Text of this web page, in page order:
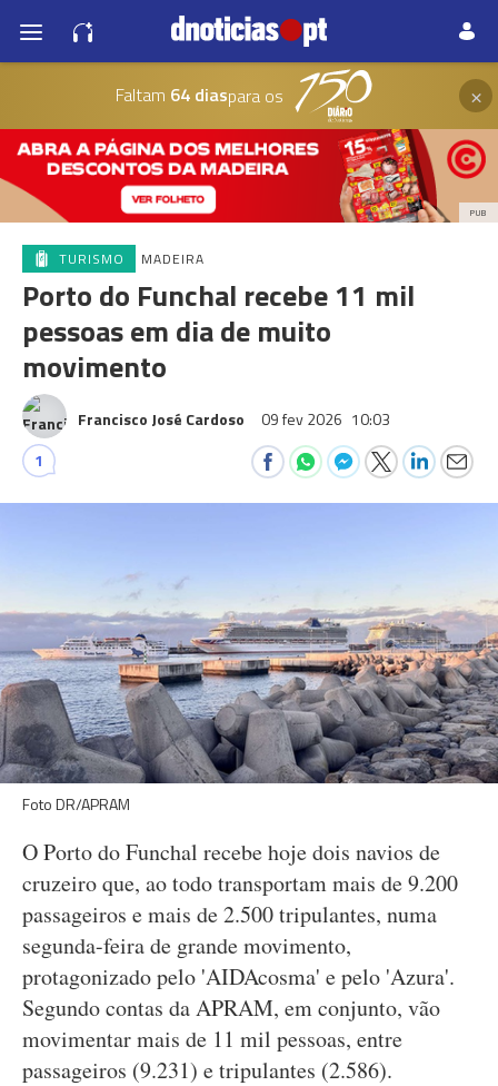
Faltam 64 diaspara os ×
PUB
TURISMO MADEIRA
Porto do Funchal recebe 11 mil
pessoas em dia de muito
movimento
Francisco José Cardoso 09 fev 2026 10:03
1
Foto DR/APRAM
O Porto do Funchal recebe hoje dois navios de
cruzeiro que, ao todo transportam mais de 9.200
passageiros e mais de 2.500 tripulantes, numa
segunda-feira de grande movimento,
protagonizado pelo 'AIDAcosma' e pelo 'Azura'.
Segundo contas da APRAM, em conjunto, vão
movimentar mais de 11 mil pessoas, entre
passageiros (9.231) e tripulantes (2.586).